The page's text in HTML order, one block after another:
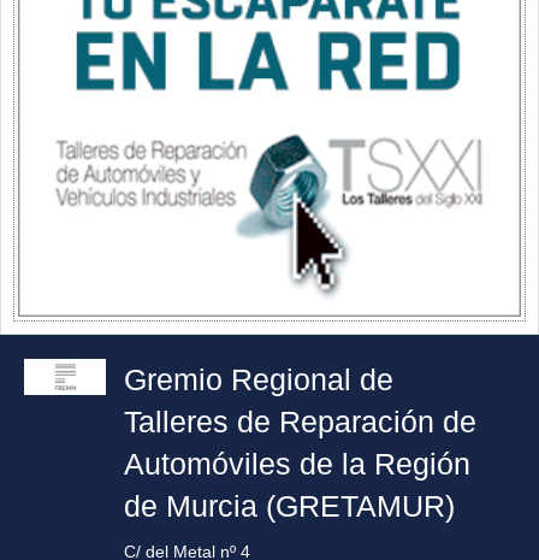
Gremio Regional de
Talleres de Reparación de
Automóviles de la Región
de Murcia (GRETAMUR)
C/ del Metal nº 4